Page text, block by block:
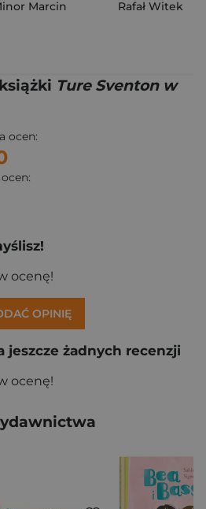
Marcin
Rafał Witek
Ture Sventon w
ocen:
ocenę!
OPINIĘ
jeszcze żadnych recenzji
ocenę!